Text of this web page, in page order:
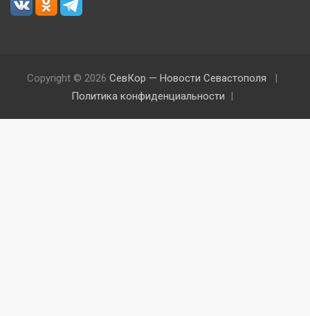
Copyright © 2026 СевКор — Новости Севастополя
Политика конфиденциальности